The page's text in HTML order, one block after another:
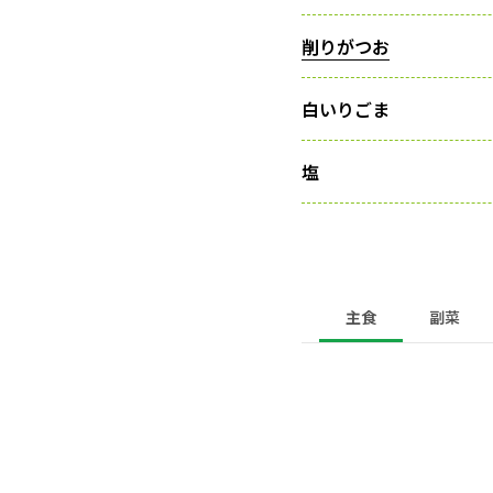
削りがつお
白いりごま
塩
主食 副菜